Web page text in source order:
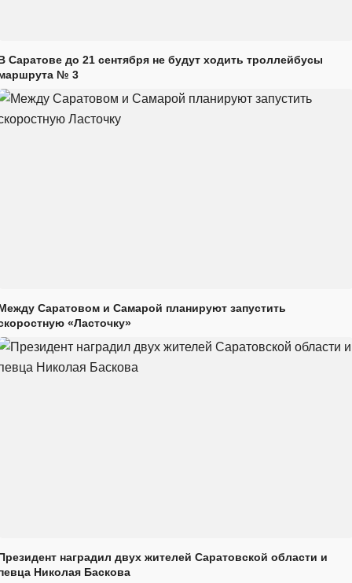
Саратове до 21 сентября не будут ходить троллейбусы
№ 3
Саратовом и Самарой планируют запустить
«Ласточку»
наградил двух жителей Саратовской области и
Николая Баскова